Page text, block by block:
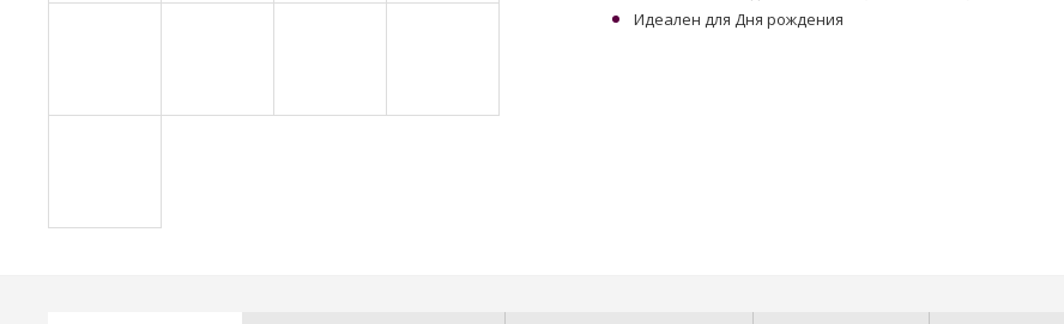
Идеален для Дня рождения